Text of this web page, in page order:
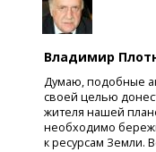
Владимир
Думаю, подобные
своей целью
жителя нашей
необходимо
к ресурсам Земли.